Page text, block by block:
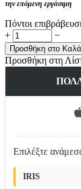
την επόμενη εργάσιμη
Πόντοι
+
−
Προσθήκη στο
Προσθήκη στη
Επιλέξτε
IRIS